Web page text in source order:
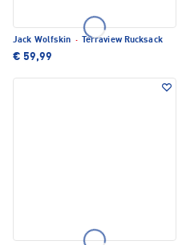
Jack Wolfskin · Terraview Rucksack
€ 59,99